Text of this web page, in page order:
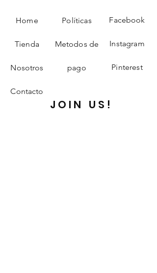
Home
Tienda
Nosotros
Contacto
Facebook
Instagram
Pinterest
JOIN US!
Políticas
Metodos de
pago